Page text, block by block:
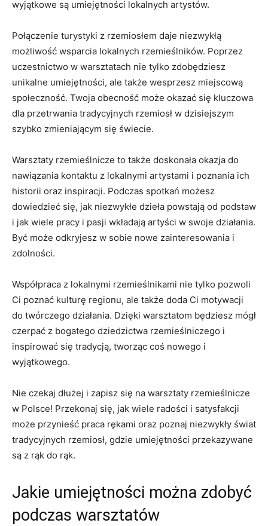
wyjątkowe są⁢ umiejętności lokalnych artystów.
Połączenie ‌turystyki z rzemiosłem daje niezwykłą⁤
możliwość wsparcia lokalnych rzemieślników.⁣ Poprzez
uczestnictwo w warsztatach​ nie tylko zdobędziesz
unikalne umiejętności, ​ale także wesprzesz ⁢miejscową
społeczność.‍ Twoja obecność może okazać się kluczowa
dla przetrwania tradycyjnych rzemiosł w⁣ dzisiejszym
szybko zmieniającym​ się świecie.
Warsztaty rzemieślnicze to także doskonała okazja ‍do
nawiązania kontaktu z lokalnymi artystami i poznania ich
‍historii oraz inspiracji. Podczas spotkań możesz
dowiedzieć się, jak ​niezwykłe dzieła powstają od podstaw
i jak wiele pracy i pasji wkładają artyści w swoje działania.
Być może odkryjesz w sobie nowe zainteresowania i
zdolności.
Współpraca ⁤z ‌lokalnymi‌ rzemieślnikami nie tylko pozwoli
Ci poznać kulturę regionu, ale także ⁤doda Ci ⁤motywacji
do twórczego działania. Dzięki warsztatom będziesz mógł⁣
czerpać ⁢z bogatego dziedzictwa rzemieślniczego i
inspirować​ się ​tradycją, tworząc‍ coś nowego i⁣
wyjątkowego.
Nie czekaj dłużej i zapisz się na warsztaty rzemieślnicze
w ​Polsce! Przekonaj się, jak wiele radości⁣ i satysfakcji
może przynieść ⁣praca rękami oraz poznaj niezwykły świat
tradycyjnych rzemiosł, gdzie umiejętności przekazywane‌
są z rąk do rąk.
Jakie umiejętności można zdobyć
podczas‍ warsztatów